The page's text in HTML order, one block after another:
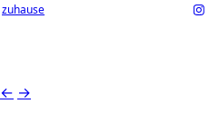
zuhause
← →